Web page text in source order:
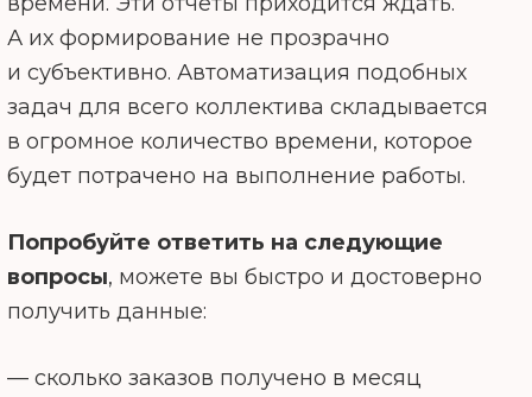
А их формирование не прозрачно
и субъективно. Автоматизация подобных
задач для всего коллектива складывается
в огромное количество времени, которое
будет потрачено на выполнение работы.
Попробуйте ответить на следующие
вопросы, можете вы быстро и достоверно
получить данные:
— сколько заказов получено в месяц